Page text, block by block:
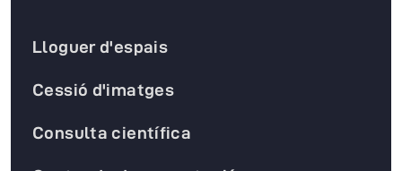
Lloguer d'espais
Cessió d'imatges
Consulta científica